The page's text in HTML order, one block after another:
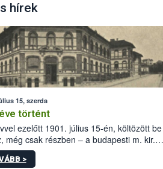
hírek
15, szerda
történt
ezelőtt 1901. július 15-én, költözött be
még csak részben – a budapesti m. kir.
állomás a Kis Rókus utca
alatti, Czigler Győző által tervezett új
>